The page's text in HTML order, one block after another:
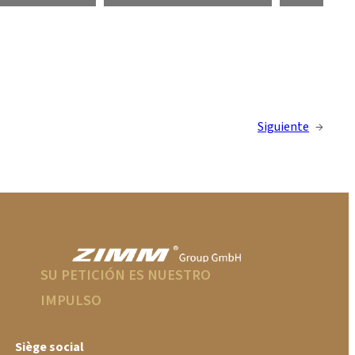
Siguiente →
SU PETICIÓN ES NUESTRO
IMPULSO
Siège social